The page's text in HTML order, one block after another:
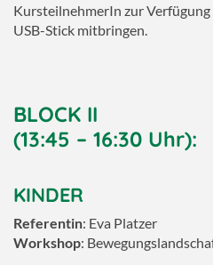
KursteilnehmerIn zur
USB-Stick mitbringen.
BLOCK II
(13:45 – 16:30 Uhr):
KINDER
Referentin: Eva Platzer
Workshop: